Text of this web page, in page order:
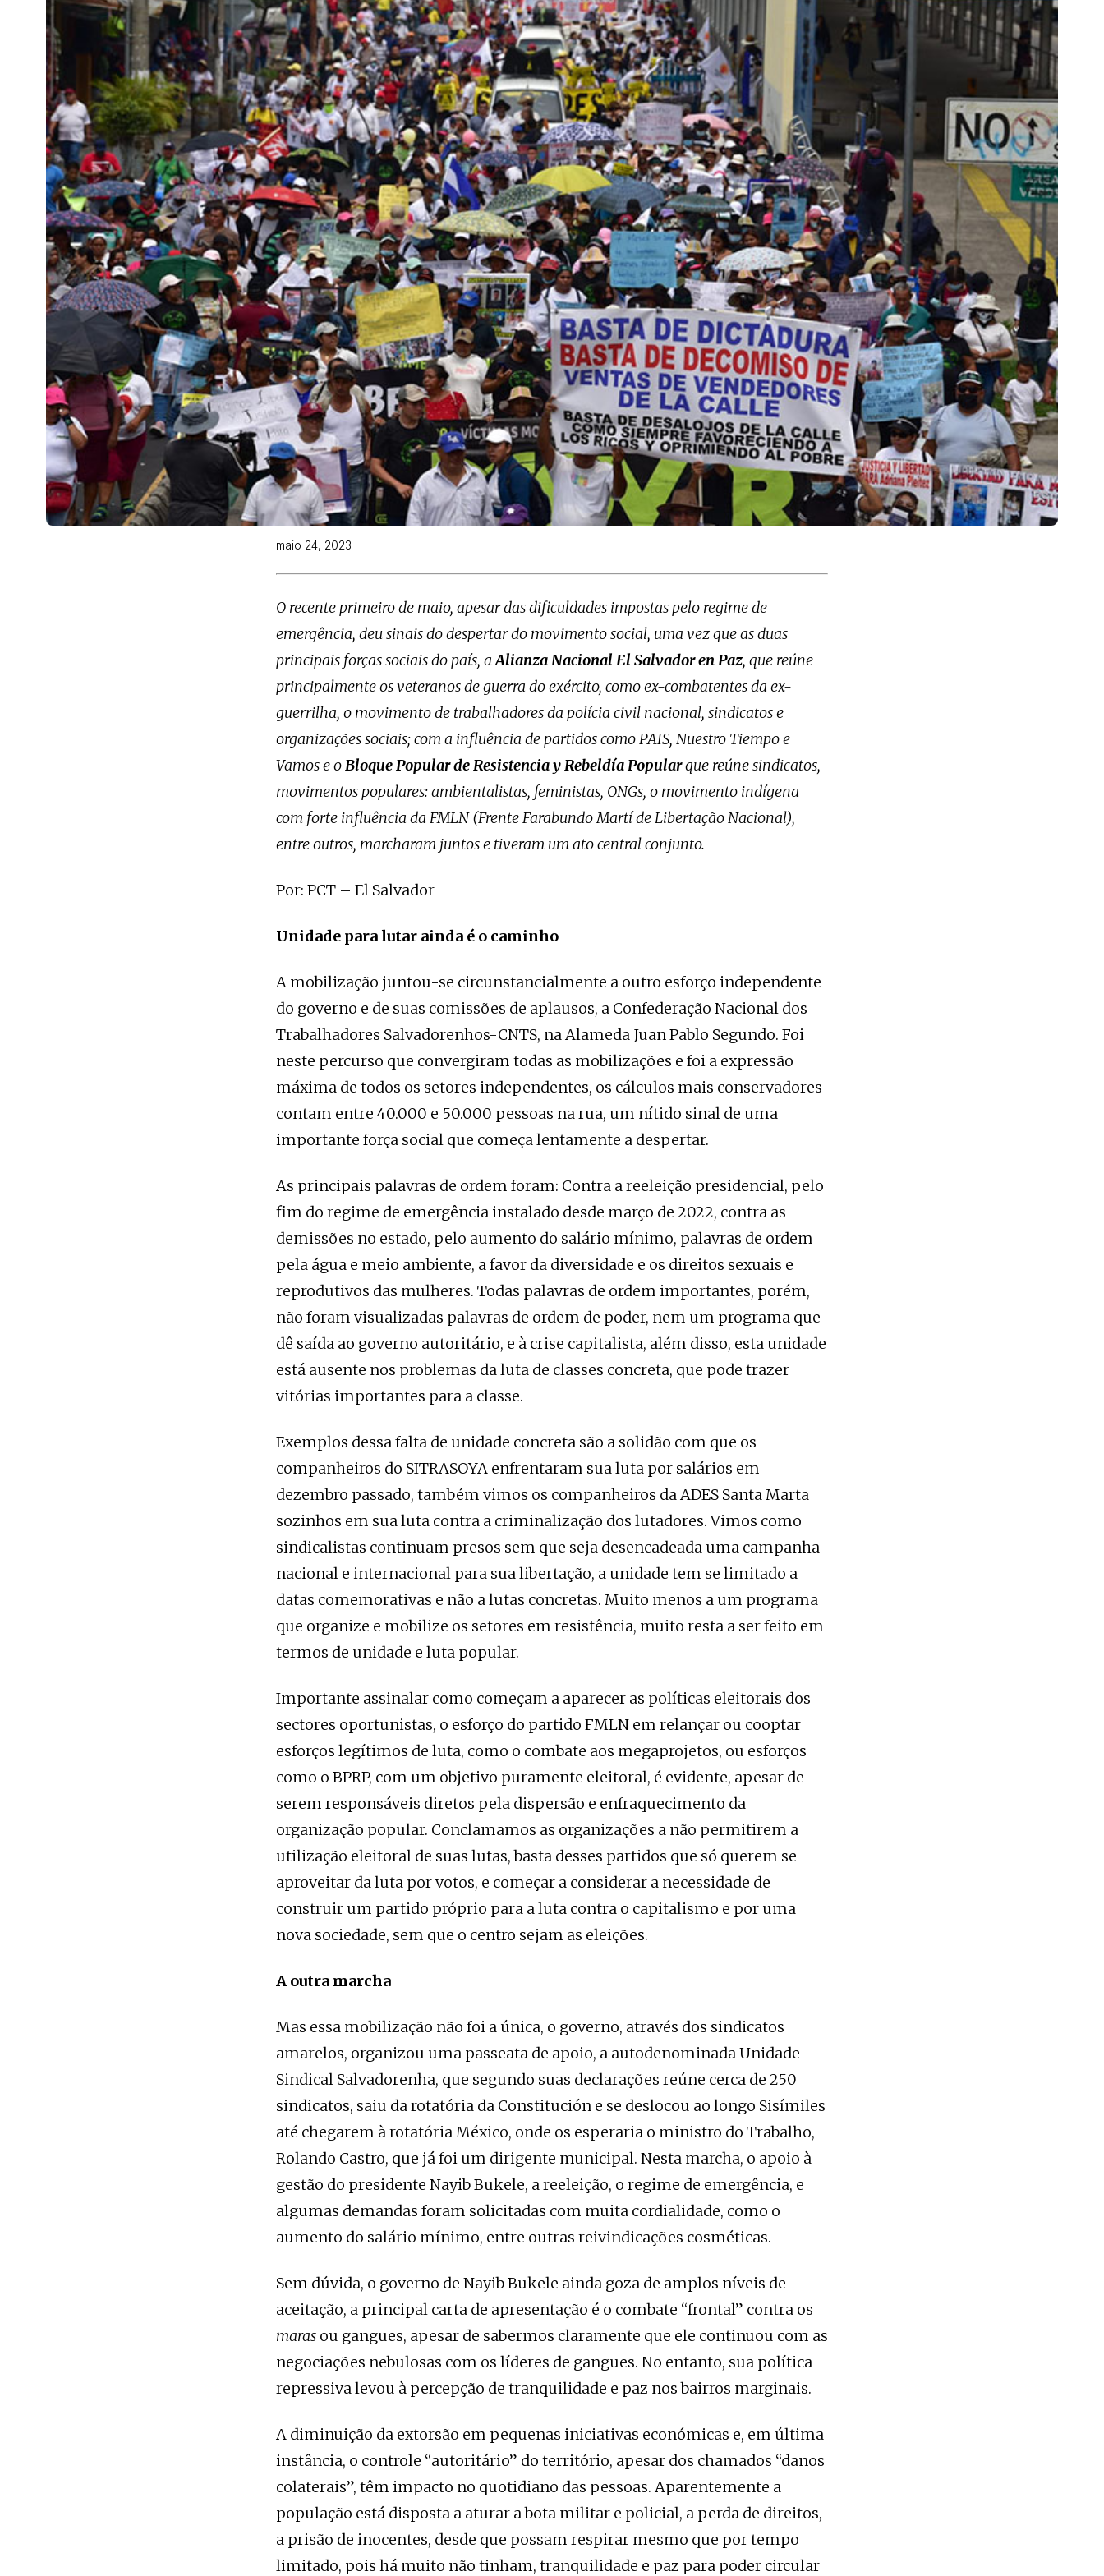
maio 24, 2023
O recente primeiro de maio, apesar das dificuldades impostas pelo regime de
emergência, deu sinais do despertar do movimento social, uma vez que as duas
principais forças sociais do país, aAlianza Nacional El Salvador en Paz, que reúne
principalmente os veteranos de guerra do exército, como ex-combatentes da ex-
guerrilha, o movimento de trabalhadores da polícia civil nacional, sindicatos e
organizações sociais; com a influência de partidos como PAIS, Nuestro Tiempo e
Vamos e oBloque Popular de Resistencia y RebeldíaPopularque reúne sindicatos,
movimentos populares: ambientalistas, feministas, ONGs, o movimento indígena
com forte influência da FMLN (Frente Farabundo Martí de Libertação Nacional),
entre outros, marcharam juntos e tiveram um ato central conjunto.
Por: PCT – El Salvador
Unidade para lutar ainda é o caminho
A mobilização juntou-se circunstancialmente a outro esforço independente
do governo e de suas comissões de aplausos, a Confederação Nacional dos
Trabalhadores Salvadorenhos-CNTS, na Alameda Juan Pablo Segundo. Foi
neste percurso que convergiram todas as mobilizações e foi a expressão
máxima de todos os setores independentes, os cálculos mais conservadores
contam entre 40.000 e 50.000 pessoas na rua, um nítido sinal de uma
importante força social que começa lentamente a despertar.
As principais palavras de ordem foram: Contra a reeleição presidencial, pelo
fim do regime de emergência instalado desde março de 2022, contra as
demissões no estado, pelo aumento do salário mínimo, palavras de ordem
pela água e meio ambiente, a favor da diversidade e os direitos sexuais e
reprodutivos das mulheres. Todas palavras de ordem importantes, porém,
não foram visualizadas palavras de ordem de poder, nem um programa que
dê saída ao governo autoritário, e à crise capitalista, além disso, esta unidade
está ausente nos problemas da luta de classes concreta, que pode trazer
vitórias importantes para a classe.
Exemplos dessa falta de unidade concreta são a solidão com que os
companheiros do SITRASOYA enfrentaram sua luta por salários em
dezembro passado, também vimos os companheiros da ADES Santa Marta
sozinhos em sua luta contra a criminalização dos lutadores. Vimos como
sindicalistas continuam presos sem que seja desencadeada uma campanha
nacional e internacional para sua libertação, a unidade tem se limitado a
datas comemorativas e não a lutas concretas. Muito menos a um programa
que organize e mobilize os setores em resistência, muito resta a ser feito em
termos de unidade e luta popular.
Importante assinalar como começam a aparecer as políticas eleitorais dos
sectores oportunistas, o esforço do partido FMLN em relançar ou cooptar
esforços legítimos de luta, como o combate aos megaprojetos, ou esforços
como o BPRP, com um objetivo puramente eleitoral, é evidente, apesar de
serem responsáveis ​​diretos pela dispersão e enfraquecimento da
organização popular. Conclamamos as organizações a não permitirem a
utilização eleitoral de suas lutas, basta desses partidos que só querem se
aproveitar da luta por votos, e começar a considerar a necessidade de
construir um partido próprio para a luta contra o capitalismo e por uma
nova sociedade, sem que o centro sejam as eleições.
A outra marcha
Mas essa mobilização não foi a única, o governo, através dos sindicatos
amarelos, organizou uma passeata de apoio, a autodenominada Unidade
Sindical Salvadorenha, que segundo suas declarações reúne cerca de 250
sindicatos, saiu da rotatória da Constitución e se deslocou ao longo Sisímiles
até chegarem à rotatória México, onde os esperaria o ministro do Trabalho,
Rolando Castro, que já foi um dirigente municipal. Nesta marcha, o apoio à
gestão do presidente Nayib Bukele, a reeleição, o regime de emergência, e
algumas demandas foram solicitadas com muita cordialidade, como o
aumento do salário mínimo, entre outras reivindicações cosméticas.
Sem dúvida, o governo de Nayib Bukele ainda goza de amplos níveis de
aceitação, a principal carta de apresentação é o combate “frontal” contra os
maras ou gangues, apesar de sabermos claramente que ele continuou com as
negociações nebulosas com os líderes de gangues. No entanto, sua política
repressiva levou à percepção de tranquilidade e paz nos bairros marginais.
A diminuição da extorsão em pequenas iniciativas económicas e, em última
instância, o controle “autoritário” do território, apesar dos chamados “danos
colaterais”, têm impacto no quotidiano das pessoas. Aparentemente a
população está disposta a aturar a bota militar e policial, a perda de direitos,
a prisão de inocentes, desde que possam respirar mesmo que por tempo
limitado, pois há muito não tinham, tranquilidade e paz para poder circular